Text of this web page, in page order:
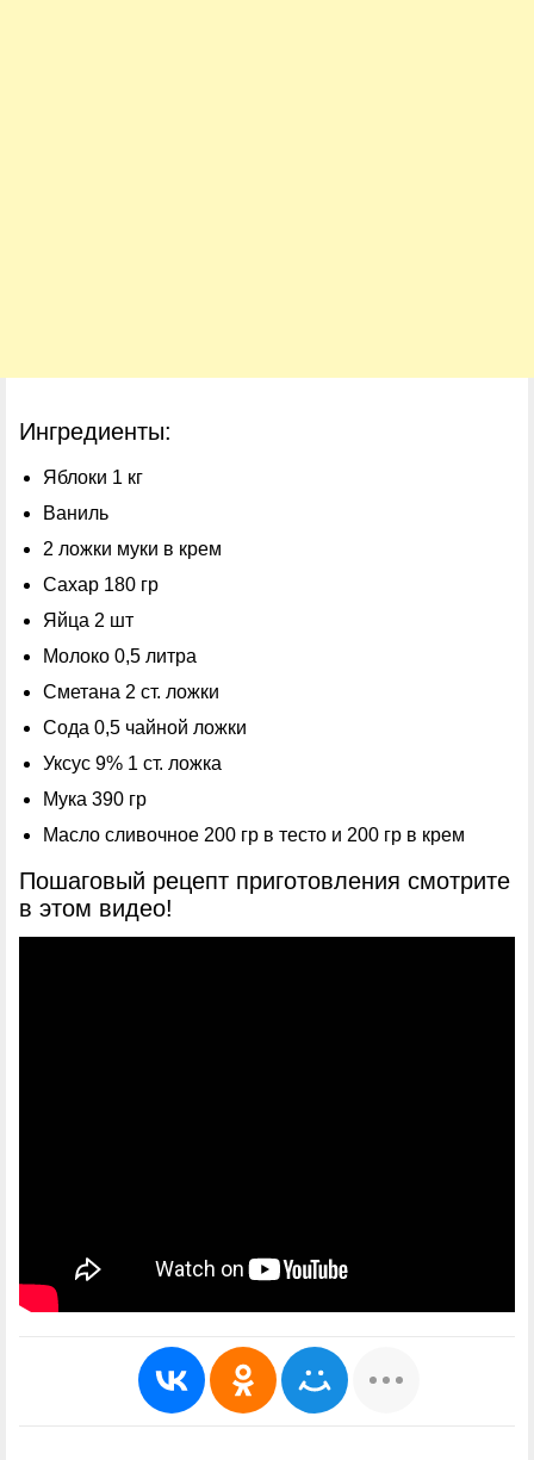
Ингредиенты:
Яблоки 1 кг
Ваниль
2 ложки муки в крем
Сахар 180 гр
Яйца 2 шт
Молоко 0,5 литра
Сметана 2 ст. ложки
Сода 0,5 чайной ложки
Уксус 9% 1 ст. ложка
Мука 390 гр
Масло сливочное 200 гр в тесто и 200 гр в крем
Пошаговый рецепт приготовления смотрите
в этом видео!